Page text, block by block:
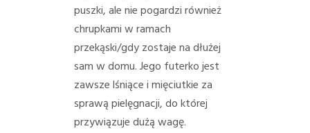
puszki, ale nie pogardzi również
chrupkami w ramach
przekąski/gdy zostaje na dłużej
sam w domu. Jego futerko jest
zawsze lśniące i mięciutkie za
sprawą pielęgnacji, do której
przywiązuje dużą wagę.